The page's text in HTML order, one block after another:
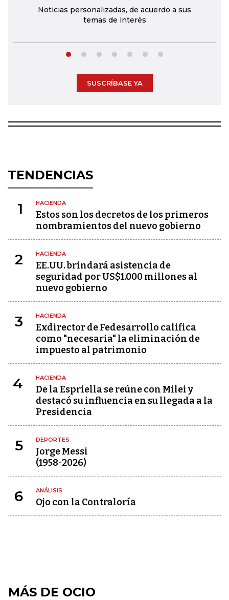
Noticias personalizadas, de acuerdo a sus
temas de interés
SUSCRÍBASE YA
TENDENCIAS
1 HACIENDA
Estos son los decretos de los primeros
nombramientos del nuevo gobierno
2 HACIENDA
EE.UU. brindará asistencia de
seguridad por US$1.000 millones al
nuevo gobierno
3 HACIENDA
Exdirector de Fedesarrollo califica
como "necesaria" la eliminación de
impuesto al patrimonio
4 HACIENDA
De la Espriella se reúne con Milei y
destacó su influencia en su llegada a la
Presidencia
5 DEPORTES
Jorge Messi
(1958-2026)
6 ANÁLISIS
Ojo con la Contraloría
MÁS DE OCIO